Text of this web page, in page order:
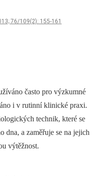
76/109(2): 155-161
často pro výzkumné
i v rutinní klinické praxi.
technik, které se
dna, a zaměřuje se na jejich
výtěžnost.